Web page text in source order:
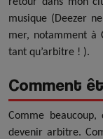
musique (Deezer
mer, notamment à
tant qu’arbitre ! ).
Comment
Comme beaucoup,
devenir arbitre.